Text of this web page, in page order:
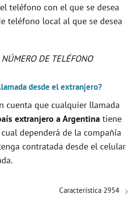
teléfono con el que se desea
teléfono local al que se desea
DE TELÉFONO
desde el extranjero?
cuenta que cualquier llamada
extranjero a Argentina tiene
dependerá de la compañía
contratada desde el celular
Característica 2954